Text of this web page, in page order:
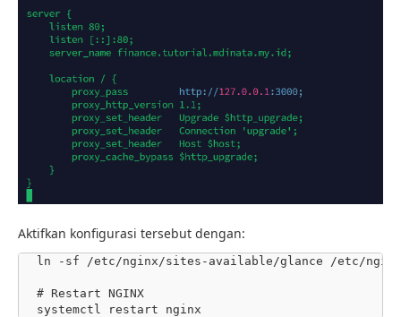
Aktifkan konfigurasi tersebut dengan:
ln -sf /etc/nginx/sites-available/glance /etc/
# Restart NGINX
systemctl restart nginx